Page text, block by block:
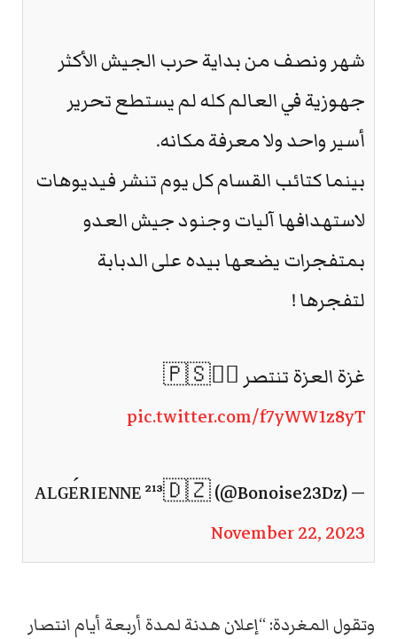
شهر ونصف من بداية حرب الجيش الأكثر
جهوزية في العالم كله لم يستطع تحرير
أسير واحد ولا معرفة مكانه.
بينما كتائب القسام كل يوم تنشر فيديوهات
لاستهدافها آليات وجنود جيش العدو
بمتفجرات يضعها بيده على الدبابة
لتفجرها !
غزة العزة تنتصر 🇵🇸✌🏼
pic.twitter.com/f7yWW1z8yT
— ᴀʟɢᴇ́ʀɪᴇɴɴᴇ ²¹³🇩🇿 (@Bonoise23Dz)
November 22, 2023
وتقول المغردة: “إعلان هدنة لمدة أربعة أيام انتصار